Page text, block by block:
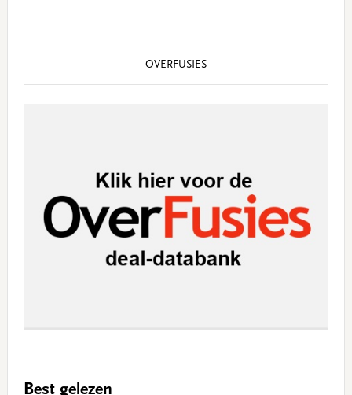
OVERFUSIES
Best gelezen